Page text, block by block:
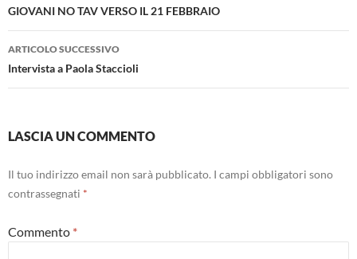
articolo
GIOVANI NO TAV VERSO IL 21 FEBBRAIO
ARTICOLO SUCCESSIVO
Intervista a Paola Staccioli
LASCIA UN COMMENTO
Il tuo indirizzo email non sarà pubblicato. I campi obbligatori sono
contrassegnati *
Commento *